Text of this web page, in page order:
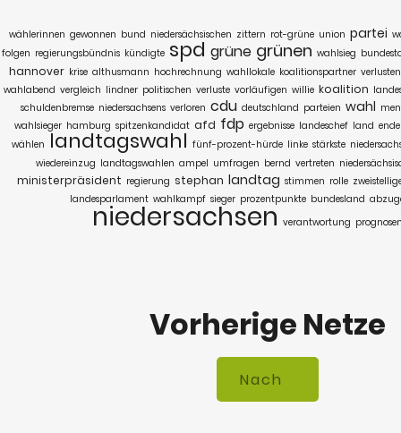
wählerinnen gewonnen bund niedersächsischen zittern rot-grüne union partei
folgen regierungsbündnis kündigte spd grüne grünen wahlsieg
hannover krise althusmann hochrechnung wahllokale koalitionspartner verlusten
wahlabend vergleich lindner politischen verluste vorläufigen willie koalition
schuldenbremse niedersachsens verloren cdu deutschland parteien wahl
wahlsieger hamburg spitzenkandidat afd fdp ergebnisse landeschef land
wählen landtagswahl fünf-prozent-hürde linke stärkste
wiedereinzug landtagswahlen ampel umfragen bernd vertreten
ministerpräsident regierung stephan landtag stimmen rolle
landesparlament wahlkampf sieger prozentpunkte bundesland
niedersachsen verantwortung
Vorherige Netze